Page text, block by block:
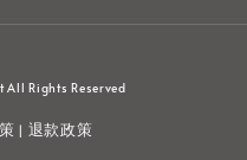
Rights Reserved
| 退款政策